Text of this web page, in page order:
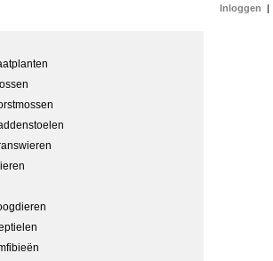
Inloggen |